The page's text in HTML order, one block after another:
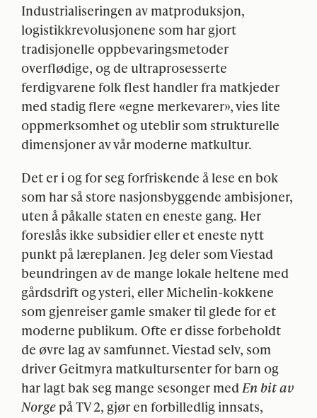
Industrialiseringen av matproduksjon,
logistikkrevolusjonene som har gjort
tradisjonelle oppbevaringsmetoder
overflødige, og de ultraprosesserte
ferdigvarene folk flest handler fra matkjeder
med stadig flere «egne merkevarer», vies lite
oppmerksomhet og uteblir som strukturelle
dimensjoner av vår moderne matkultur.
Det er i og for seg forfriskende å lese en bok
som har så store nasjonsbyggende ambisjoner,
uten å påkalle staten en eneste gang. Her
foreslås ikke subsidier eller et eneste nytt
punkt på læreplanen. Jeg deler som Viestad
beundringen av de mange lokale heltene med
gårdsdrift og ysteri, eller Michelin-kokkene
som gjenreiser gamle smaker til glede for et
moderne publikum. Ofte er disse forbeholdt
de øvre lag av samfunnet. Viestad selv, som
driver Geitmyra matkultursenter for barn og
har lagt bak seg mange sesonger med En bit av
Norge på TV 2, gjør en forbilledlig innsats,